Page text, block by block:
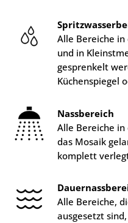
Alle Bereiche
und in
gesprenkelt
Küchenspiegel
Nassbereich
Alle Bereiche
das Mosaik
komplett
Alle Bereiche,
ausgesetzt